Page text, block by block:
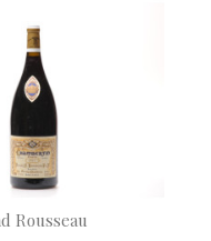
Rousseau